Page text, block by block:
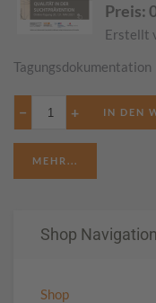
Preis:
Erstellt
Tagungsdokumentation
− +
MEHR...
Shop Navigation
Shop